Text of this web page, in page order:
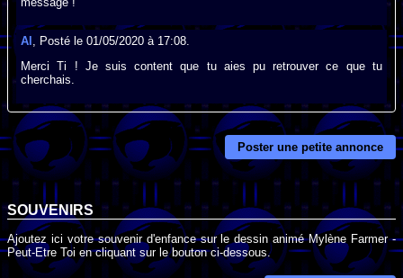
Al
, Posté le 01/05/2020 à 17:08.
Merci Ti ! Je suis content que tu aies pu retrouver ce que tu
cherchais.
Poster une petite annonce
SOUVENIRS
Ajoutez ici votre souvenir d'enfance sur le dessin animé Mylène Farmer -
Peut-Etre Toi en cliquant sur le bouton ci-dessous.